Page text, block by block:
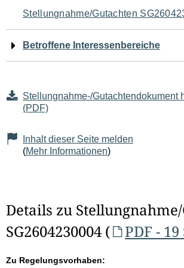
Navigation
für
den
Seiteninhalt
Stellungnahme/Gutachten
Betroffene Interessenbereiche
Stellungnahme-/Gutachtendokument
(PDF)
Inhalt dieser Seite melden
(Mehr Informationen)
Details zu
SG2604230004 (
PDF -
Zu Regelungsvorhaben: